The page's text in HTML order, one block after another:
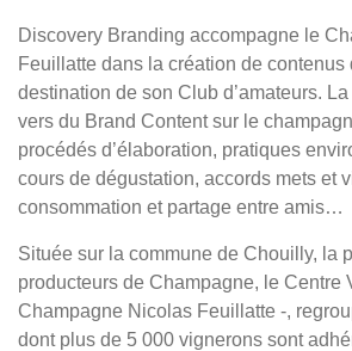
Discovery Branding accompagne le
Feuillatte dans la création de contenus
destination de son Club d’amateurs.
vers du Brand Contentsur le
procédés d’élaboration, pratiques
cours de dégustation, accords mets et
consommation et partage entre amis…
Située sur la commune de Chouilly, la
producteurs de Champagne, le Centre
Champagne Nicolas Feuillatte -,
dont plus de 5 000 vignerons sont